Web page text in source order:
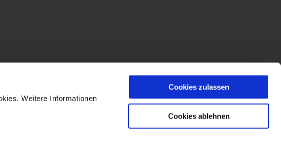
Weitere Informationen
Cookies zulassen
Cookies ablehnen